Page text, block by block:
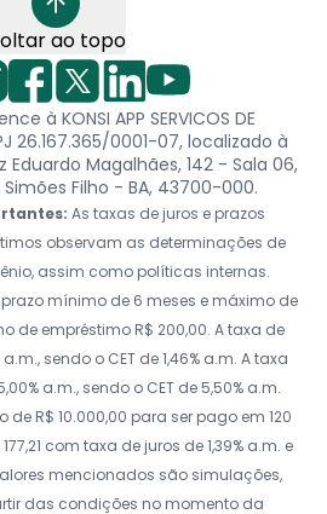
ao topo
à KONSI APP SERVICOS DE
26.167.365/0001-07, localizado à
Eduardo Magalhães, 142 - Sala 06,
Filho - BA, 43700-000.
As taxas de juros e prazos
observam as determinações de
assim como políticas internas.
mínimo de 6 meses e máximo de
de empréstimo R$ 200,00. A taxa de
sendo o CET de 1,46% a.m. A taxa
a.m., sendo o CET de 5,50% a.m.
de R$ 10.000,00 para ser pago em 120
com taxa de juros de 1,39% a.m. e
mencionados são simulações,
das condições no momento da